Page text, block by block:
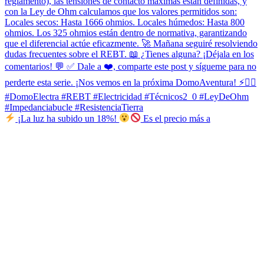
¡La luz ha subido un 18%! Es el precio más a